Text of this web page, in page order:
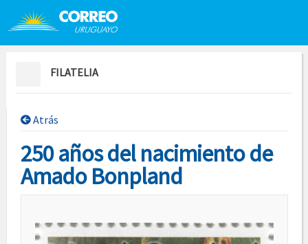
Saltar al contenido
FILATELIA
Atrás
250 años del nacimiento de
Amado Bonpland